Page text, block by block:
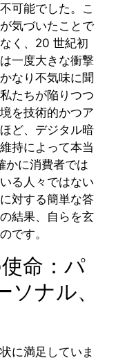
可能でした。こ
気づいたことで
く、20 世紀初
一度大きな衝撃
かなり不気味に聞
たちが陥りつつ
を技術的かつア
ど、デジタル暗
持によって本当
かに消費者では
る人々ではない
対する簡単な答
結果、自らを玄
です。
命：パ
ナル、
に満足していま